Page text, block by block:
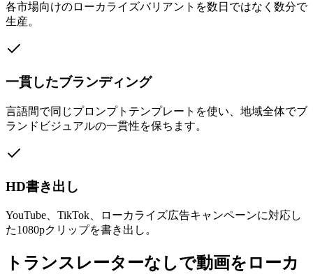
各市場向けのローカライズバリアントを数日ではなく数分で
生産。
一貫したブランディング
言語間で同じプロンプトテンプレートを使い、地域全体でブ
ランドビジュアルの一貫性を保ちます。
HD書き出し
YouTube、TikTok、ローカライズ広告キャンペーンに対応し
た1080pクリップを書き出し。
トランスレーターなしで動画をローカ